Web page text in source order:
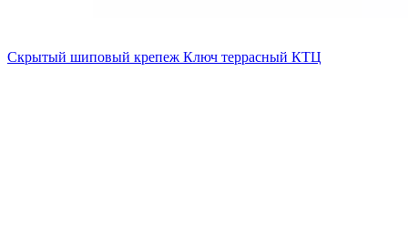
Скрытый шиповый крепеж Ключ террасный КТЦ